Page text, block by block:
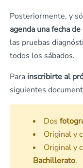
Posteriormente, y
agenda una fecha
las pruebas
todos los sábados.
Para inscribirte al
siguientes
Dos
Original y
Original y
Bachillerato.